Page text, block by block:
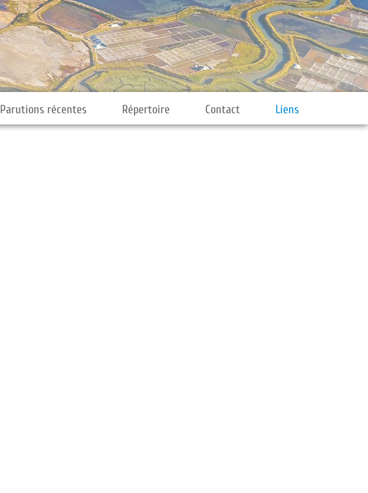
Parutions récentes Répertoire Contact Liens